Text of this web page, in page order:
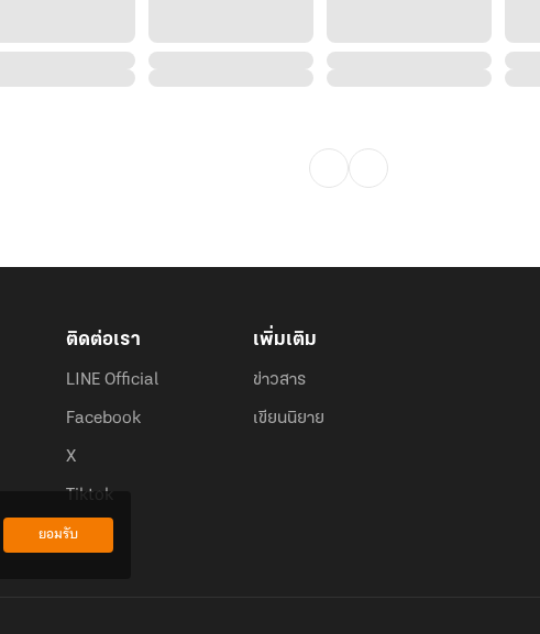
ติดต่อเรา
LINE Official
Facebook
X
Tiktok
เพิ่มเติม
ข่าวสาร
เขียนนิยาย
ยอมรับ